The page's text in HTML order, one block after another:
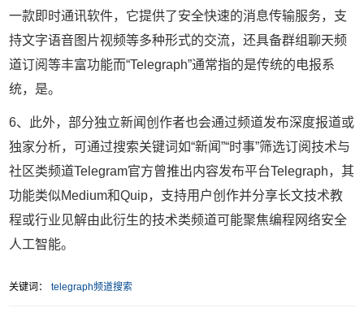
一款即时通讯软件，它提供了安全快速的消息传输服务，支
持文字语音图片视频等多种形式的交流，还具备群组聊天频
道订阅等丰富功能而“Telegraph”通常指的是传统的电报系
统，是。
6、此外，部分独立新闻创作者也会通过频道发布深度报道或
独家分析，可通过搜索关键词如“新闻”“时事”筛选订阅技术与
社区类频道Telegram官方曾推出内容发布平台Telegraph，其
功能类似Medium和Quip，支持用户创作并分享长文技术教
程或行业见解由此衍生的技术类频道可能聚焦编程网络安全
人工智能。
关键词： telegraph频道搜索